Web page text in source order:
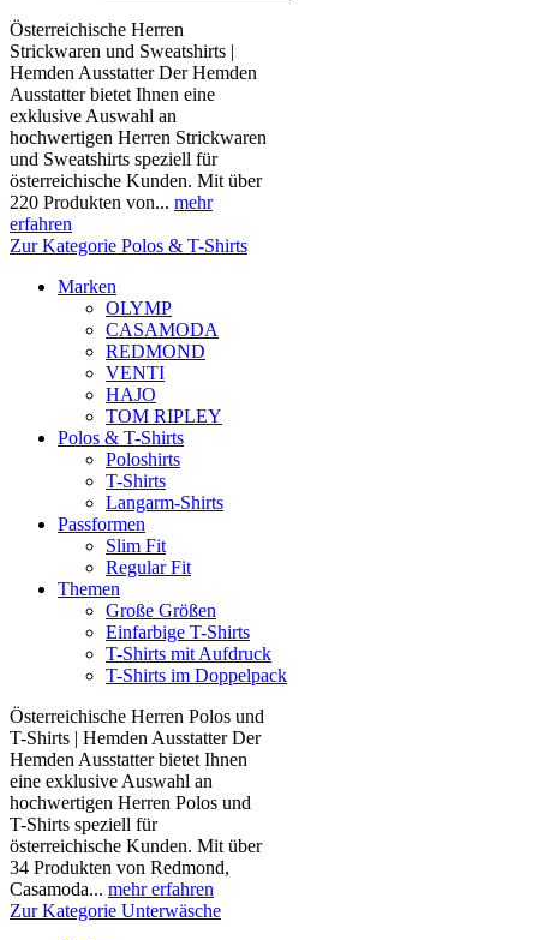
Österreichische Herren
Strickwaren und Sweatshirts |
Hemden Ausstatter Der Hemden
Ausstatter bietet Ihnen eine
exklusive Auswahl an
hochwertigen Herren Strickwaren
und Sweatshirts speziell für
österreichische Kunden. Mit über
220 Produkten von... mehr
erfahren
Zur Kategorie Polos & T-Shirts
Marken
OLYMP
CASAMODA
REDMOND
VENTI
HAJO
TOM RIPLEY
Polos & T-Shirts
Poloshirts
T-Shirts
Langarm-Shirts
Passformen
Slim Fit
Regular Fit
Themen
Große Größen
Einfarbige T-Shirts
T-Shirts mit Aufdruck
T-Shirts im Doppelpack
Österreichische Herren Polos und
T-Shirts | Hemden Ausstatter Der
Hemden Ausstatter bietet Ihnen
eine exklusive Auswahl an
hochwertigen Herren Polos und
T-Shirts speziell für
österreichische Kunden. Mit über
34 Produkten von Redmond,
Casamoda... mehr erfahren
Zur Kategorie Unterwäsche